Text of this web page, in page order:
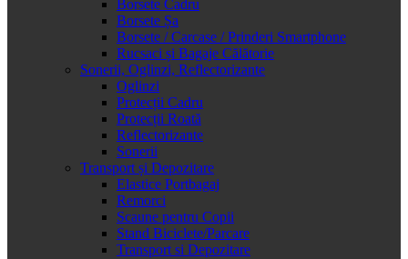
Borsete Cadru
Borsete Șa
Borsete / Carcase / Prinderi Smartphone
Rucsaci și Bagaje Călătorie
Sonerii, Oglinzi, Reflectorizante
Oglinzi
Protecții Cadru
Protecții Roată
Reflectorizante
Sonerii
Transport și Depozitare
Elastice Portbagaj
Remorci
Scaune pentru Copii
Stand Biciclete/Parcare
Transport si Depozitare